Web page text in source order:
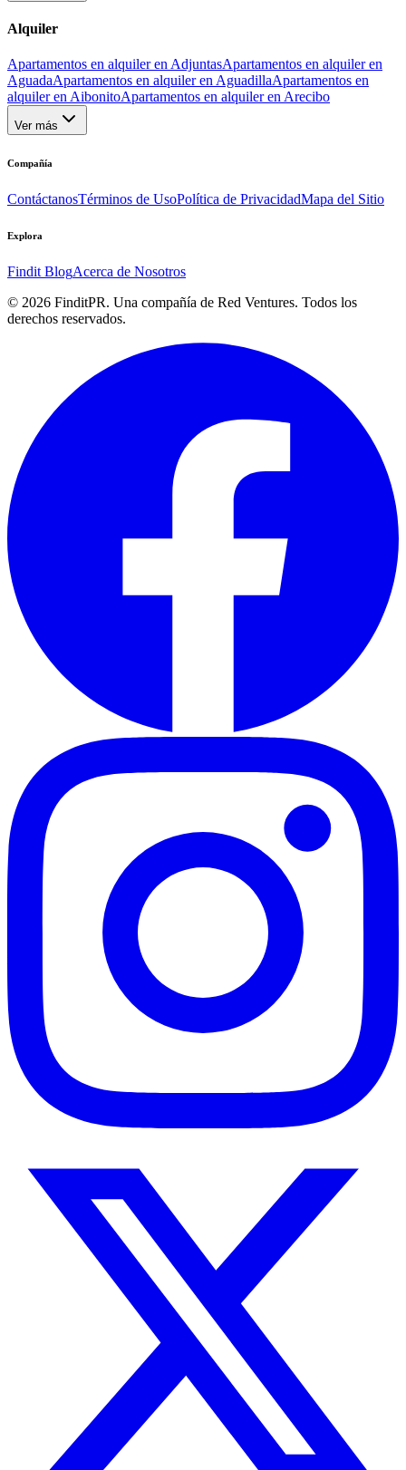
Alquiler
Apartamentos en alquiler en AdjuntasApartamentos en alquiler en
AguadaApartamentos en alquiler en AguadillaApartamentos en
alquiler en AibonitoApartamentos en alquiler en Arecibo
Ver más
Compañía
ContáctanosTérminos de UsoPolítica de PrivacidadMapa del Sitio
Explora
Findit BlogAcerca de Nosotros
© 2026 FinditPR. Una compañía de Red Ventures. Todos los
derechos reservados.